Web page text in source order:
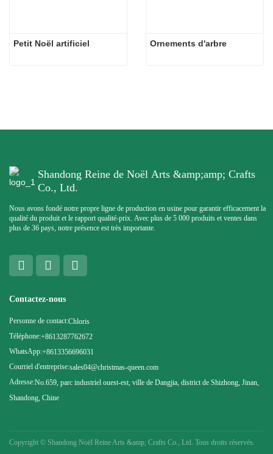
Petit Noël artificiel Ornements d'arbre
Shandong Reine de Noël Arts &amp;amp; Crafts
Co., Ltd.
Nous avons fondé notre propre ligne de production en usine pour garantir efficacement la
qualité du produit et le rapport qualité-prix. Avec plus de 5 000 produits et ventes dans
plus de 36 pays, notre présence est très importante.
Contactez-nous
Personne de contact:Chloris
Téléphone:+8613287762672
WhatsApp:+8613356696031
Courriel d'entreprise:sales04@christmas-queen.com
Adresse:No.659, parc industriel ouest-est, ville de Dangjia, district de Shizhong, Jinan,
Shandong, Chine
Copyright © Shandong Noël Reine Arts &amp; Crafts Co., Ltd. Tous droits réservés.